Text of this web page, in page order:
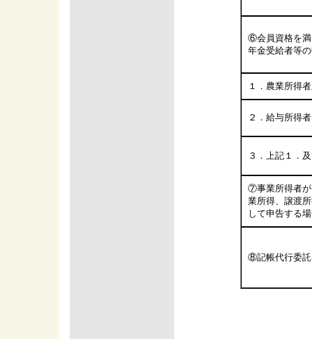
⑥会員資格を満
年金受給者等
１．農業所得
２．給与所得
３．上記１．
⑦事業所得者が
業所得、譲渡
して申告する
⑧記帳代行委